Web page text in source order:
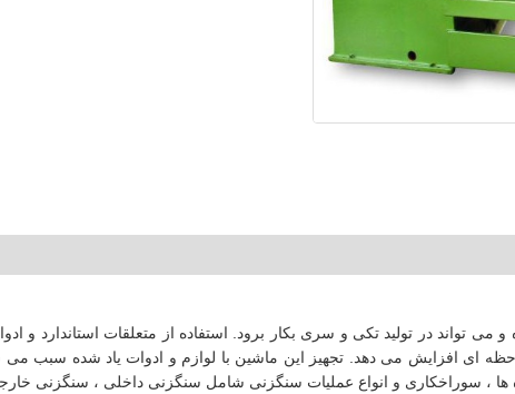
می تواند در تولید تکی و سری بکار برود. استفاده از متعلقات استاندارد و
ای افزایش می دهد. تجهیز این ماشین با لوازم و ادوات یاد شده سبب
، سوراخکاری و انواع عملیات سنگزنی شامل سنگزنی داخلی ، سنگزنی